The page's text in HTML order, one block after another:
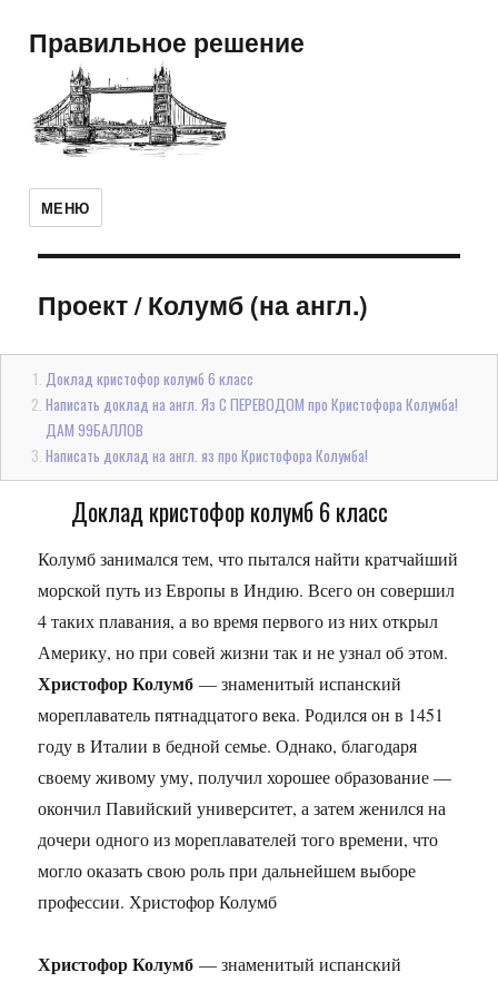
Правильное решение
МЕНЮ
Проект/Колумб (на англ.)
Доклад кристофор колумб 6 класс
Написать доклад на англ. Яз С ПЕРЕВОДОМ про Кристофора Колумба!
ДАМ 99БАЛЛОВ
Написать доклад на англ. яз про Кристофора Колумба!
Доклад кристофор колумб 6 класс
Колумб занимался тем, что пытался найти кратчайший
морской путь из Европы в Индию. Всего он совершил
4 таких плавания, а во время первого из них открыл
Америку, но при совей жизни так и не узнал об этом.
Христофор Колумб — знаменитый испанский
мореплаватель пятнадцатого века. Родился он в 1451
году в Италии в бедной семье. Однако, благодаря
своему живому уму, получил хорошее образование —
окончил Павийский университет, а затем женился на
дочери одного из мореплавателей того времени, что
могло оказать свою роль при дальнейшем выборе
профессии. Христофор Колумб
Христофор Колумб — знаменитый испанский